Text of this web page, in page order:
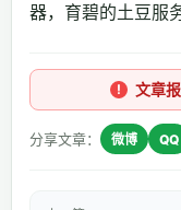
器，育碧的土豆服
文章
分享文章： 微博 QQ